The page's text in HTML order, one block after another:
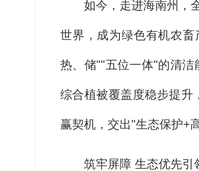
如今，走进海南州，
世界，成为绿色有机农畜
热、储""五位一体"的清洁
综合植被覆盖度稳步提升
赢契机，交出"生态保护+
筑牢屏障 生态优先引